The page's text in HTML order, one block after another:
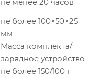
не более 100×50×25
мм
Масса комплекта/
зарядное устройство
не более 150/100 г